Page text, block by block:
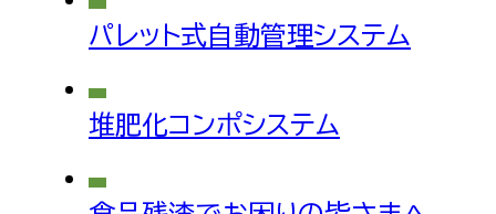
パレット式自動管理システム
堆肥化コンポシステム